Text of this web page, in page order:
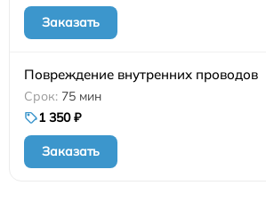
Заказать
Повреждение внутренних проводов
75 мин
1 350 ₽
Заказать